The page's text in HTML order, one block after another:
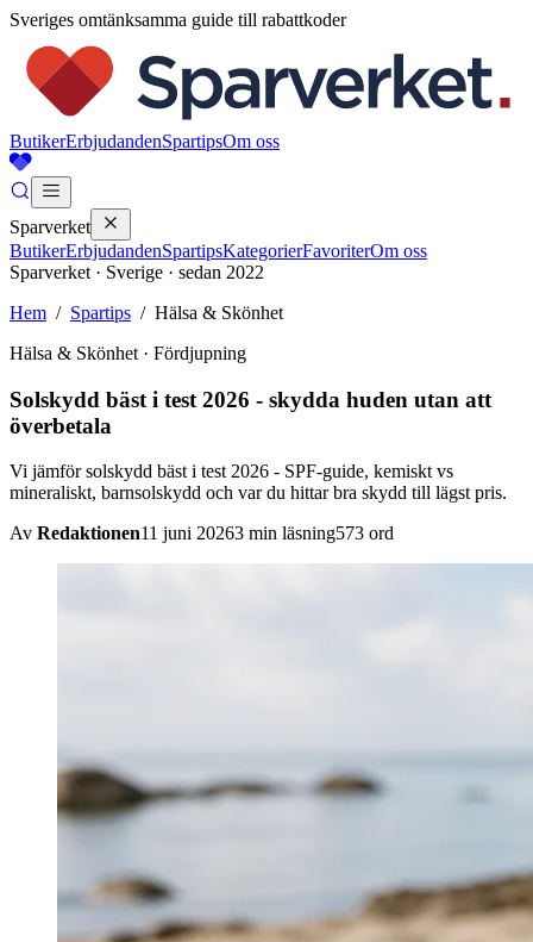
Sveriges omtänksamma guide till rabattkoder
ButikerErbjudandenSpartipsOm oss
Sparverket
ButikerErbjudandenSpartipsKategorierFavoriterOm oss
Sparverket · Sverige · sedan 2022
Hem / Spartips / Hälsa & Skönhet
Hälsa & Skönhet · Fördjupning
Solskydd bäst i test 2026 - skydda huden utan att
överbetala
Vi jämför solskydd bäst i test 2026 - SPF-guide, kemiskt vs
mineraliskt, barnsolskydd och var du hittar bra skydd till lägst pris.
Av Redaktionen11 juni 20263 min läsning573 ord